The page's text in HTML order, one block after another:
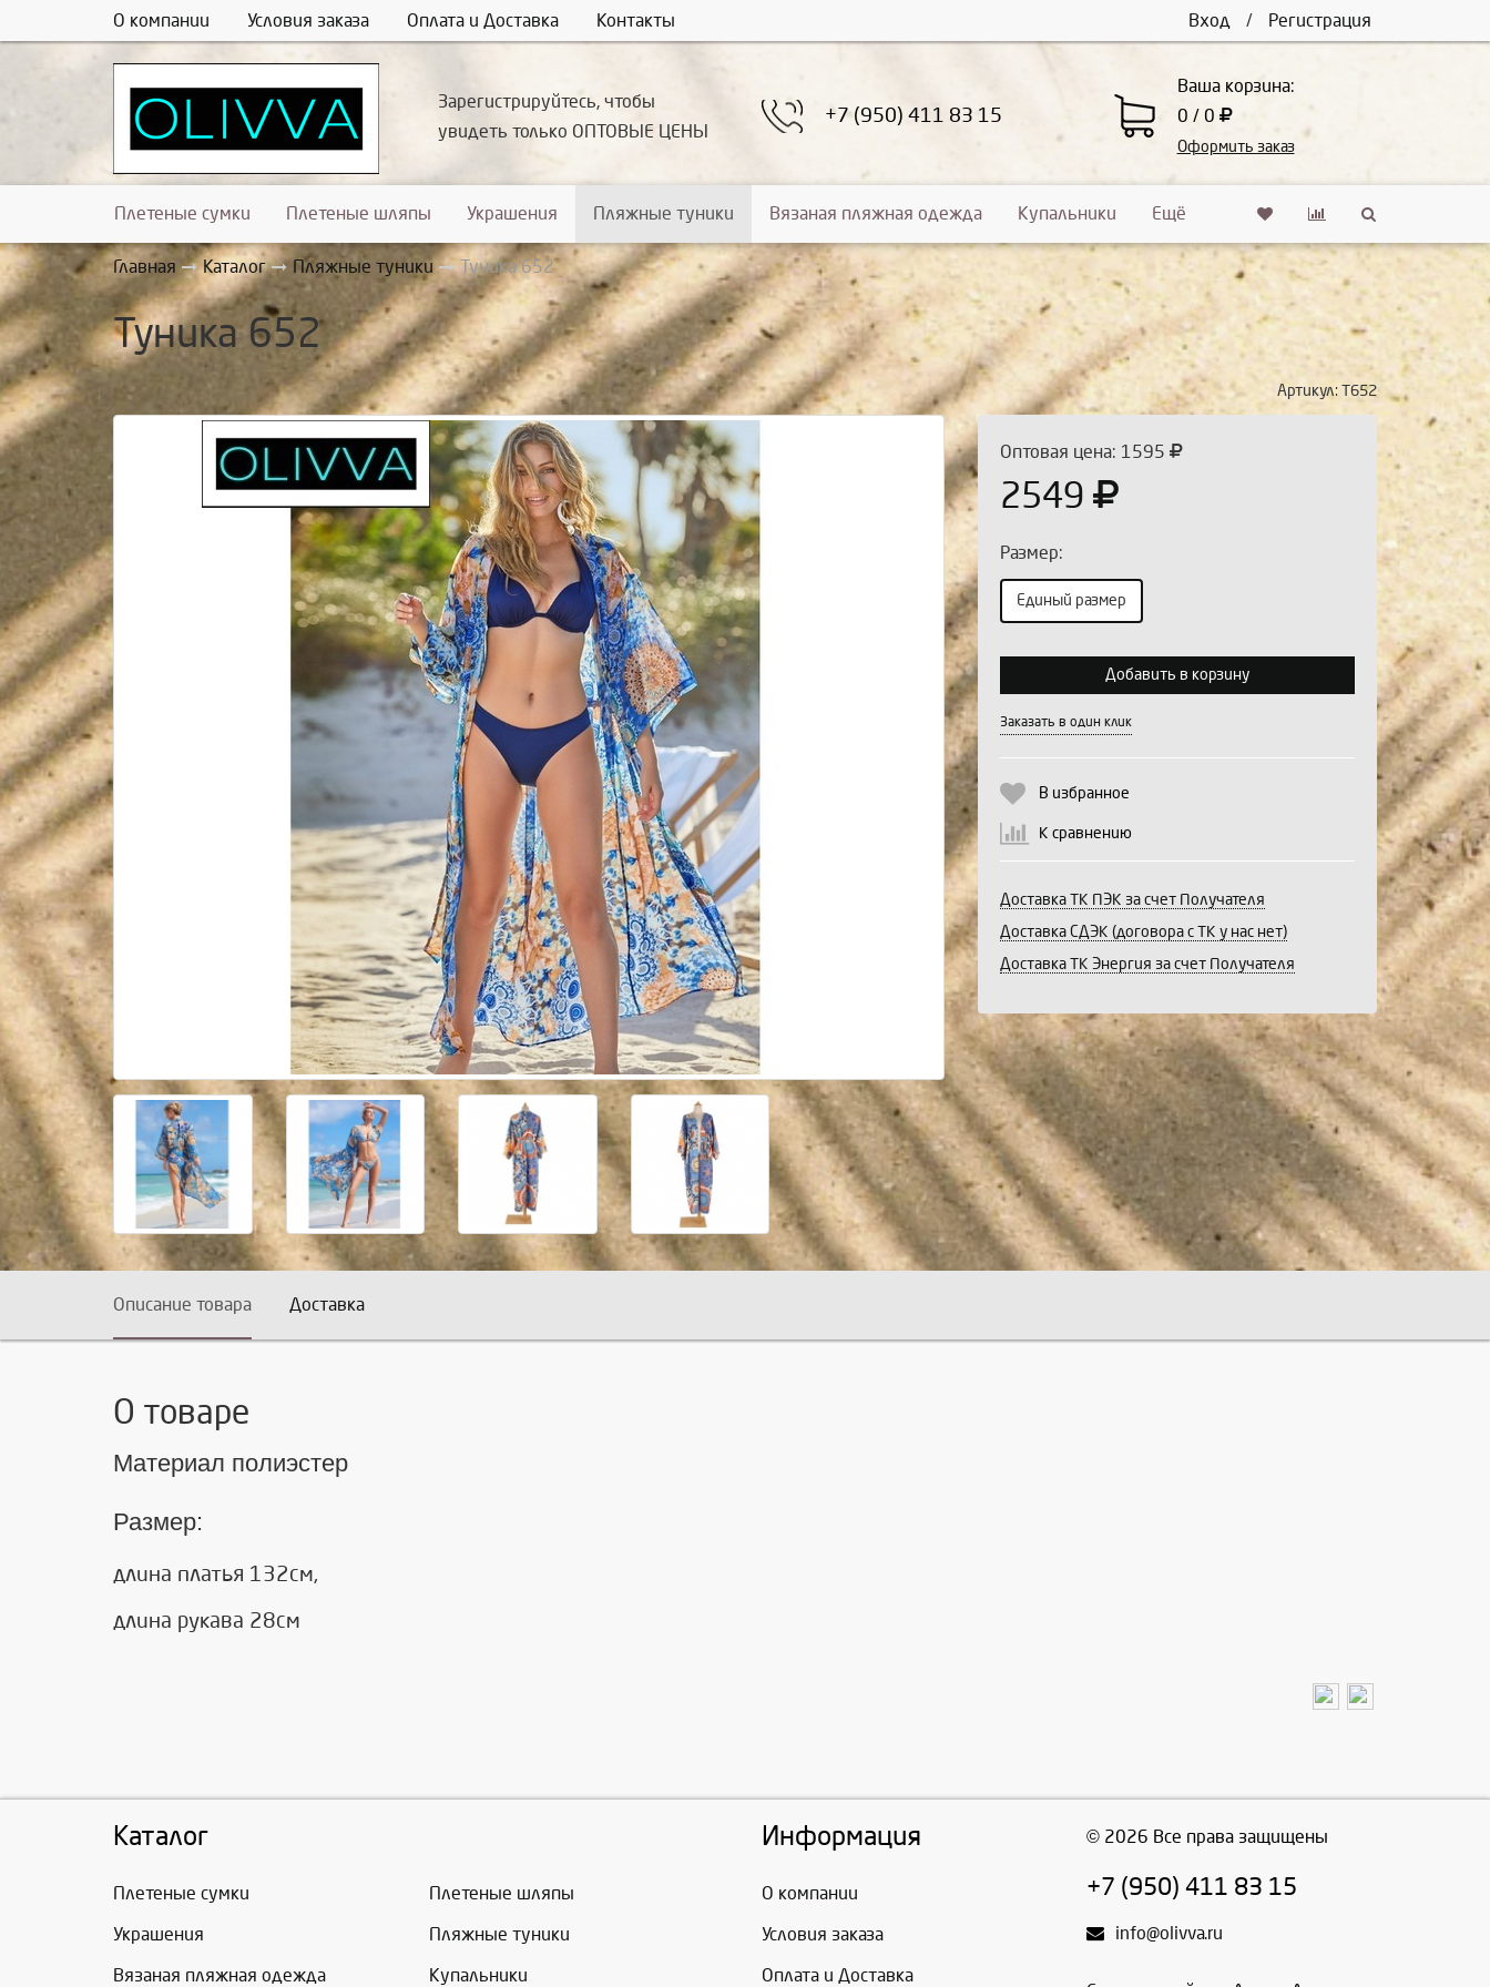
О компании Условия заказа Оплата и Доставка Контакты Вход / Регистрация
Зарегистрируйтесь, чтобы
увидеть только ОПТОВЫЕ ЦЕНЫ
+7 (950) 411 83 15
Ваша корзина:
0 / 0
Оформить заказ
Плетеные сумки Плетеные шляпы Украшения Пляжные туники Вязаная пляжная одежда Купальники Ещё
Главная Каталог Пляжные туники Туника 652
Туника 652
Артикул: Т652
Оптовая цена: 1595
2549
Размер:
Единый размер
Выберите количество:
Продолжить Отмена
Добавить в корзину
Заказать в один клик
В избранное
К сравнению
Доставка ТК ПЭК за счет Получателя
Доставка СДЭК (договора с ТК у нас нет)
Доставка ТК Энергия за счет Получателя
Описание товара Доставка
О товаре
Материал полиэстер
Размер:
длина платья 132см,
длина рукава 28см
Каталог
Плетеные сумки Плетеные шляпы
Украшения Пляжные туники
Вязаная пляжная одежда Купальники
Информация
О компании
Условия заказа
Оплата и Доставка
© 2026 Все права защищены
+7 (950) 411 83 15
info@olivva.ru